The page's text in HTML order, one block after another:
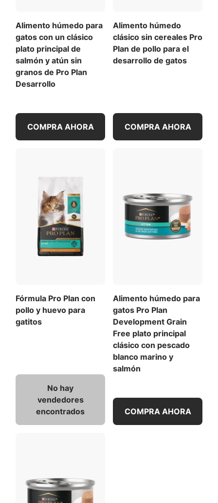
Agua suficiente para
Ver todos los ingredientes
Descargar la lista completa de ingredientes (PDF)
necesario para mantener a tu gatito en un buen
estado del organismo y evitar que se produzca un
aumento de peso excesivo.
Contenido calórico (proporcionado)
(ME)
Para una lista de todas las recomendaciones de
alimentación, Descargar la tabla de alimentación
completa(PDF) .
Alimento húmedo para
gatos con un clásico
plato principal de
salmón y atún sin
granos de Pro Plan
Desarrollo
COMPRA AHORA
Alimento húmedo
clásico sin cereales Pro
Plan de pollo para el
desarrollo de gatos
COMPRA AHORA
Fórmula Pro Plan con
pollo y huevo para
gatitos
No hay
vendedores
encontrados
Alimento húmedo para
gatos Pro Plan
Development Grain
Free plato principal
clásico con pescado
blanco marino y
salmón
COMPRA AHORA